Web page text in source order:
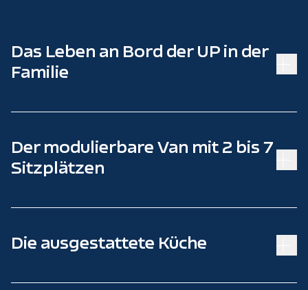
Das Leben an Bord der UP in der
Familie
Der modulierbare Van mit 2 bis 7
Sitzplätzen
Die ausgestattete Küche